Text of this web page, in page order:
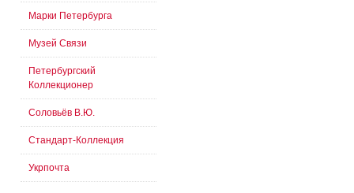
Марки Петербурга
Музей Связи
Петербургский
Коллекционер
Соловьёв В.Ю.
Стандарт-Коллекция
Укрпочта